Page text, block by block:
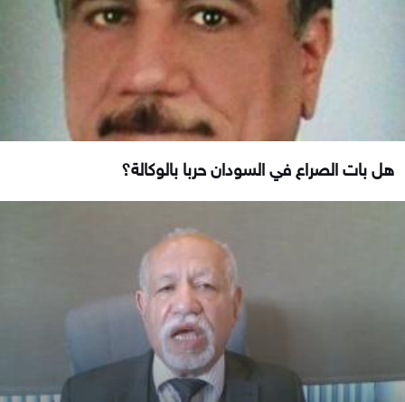
هل بات الصراع في السودان حربا بالوكالة؟